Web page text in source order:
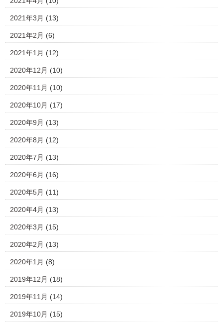
2021年3月 (13)
2021年2月 (6)
2021年1月 (12)
2020年12月 (10)
2020年11月 (10)
2020年10月 (17)
2020年9月 (13)
2020年8月 (12)
2020年7月 (13)
2020年6月 (16)
2020年5月 (11)
2020年4月 (13)
2020年3月 (15)
2020年2月 (13)
2020年1月 (8)
2019年12月 (18)
2019年11月 (14)
2019年10月 (15)